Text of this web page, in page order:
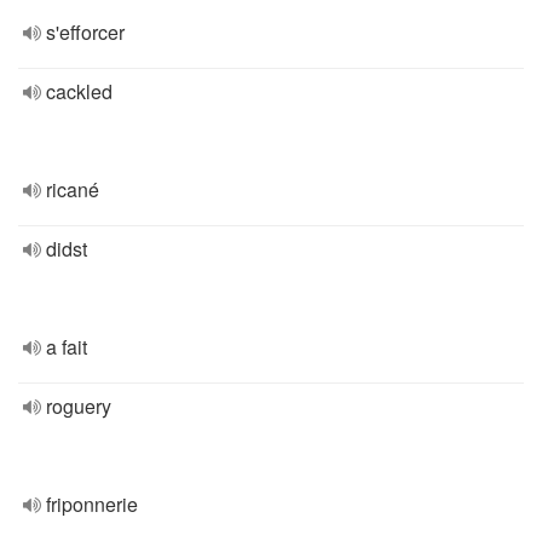
s'efforcer
cackled
ricané
didst
a fait
roguery
friponnerie